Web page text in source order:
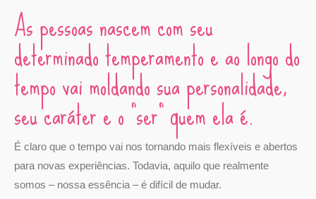
As pessoas nascem com seu
determinado temperamento e ao longo do
tempo vai moldando sua personalidade,
seu caráter e o “ser” quem ela é.
É claro que o tempo vai nos tornando mais flexíveis e abertos
para novas experiências. Todavia, aquilo que realmente
somos – nossa essência – é difícil de mudar.